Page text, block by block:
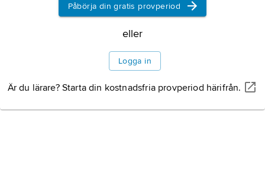
Påbörja din gratis provperiod
eller
Logga in
Är du lärare? Starta din kostnadsfria provperiod härifrån.